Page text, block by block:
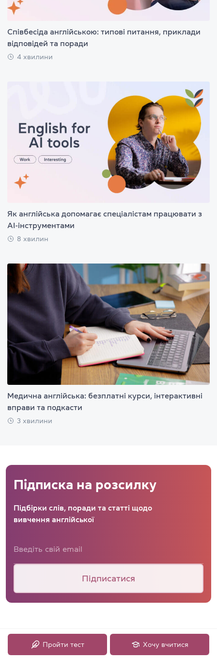
Співбесіда англійською: типові питання, приклади
відповідей та поради
4 хвилини
Як англійська допомагає спеціалістам працювати з
AI-інструментами
8 хвилин
Медична англійська: безплатні курси, інтерактивні
вправи та подкасти
3 хвилини
Підписка на розсилку
Підбірки слів, поради та статті щодо
вивчення англійської
Підписатися
Пройти тест Хочу вчитися